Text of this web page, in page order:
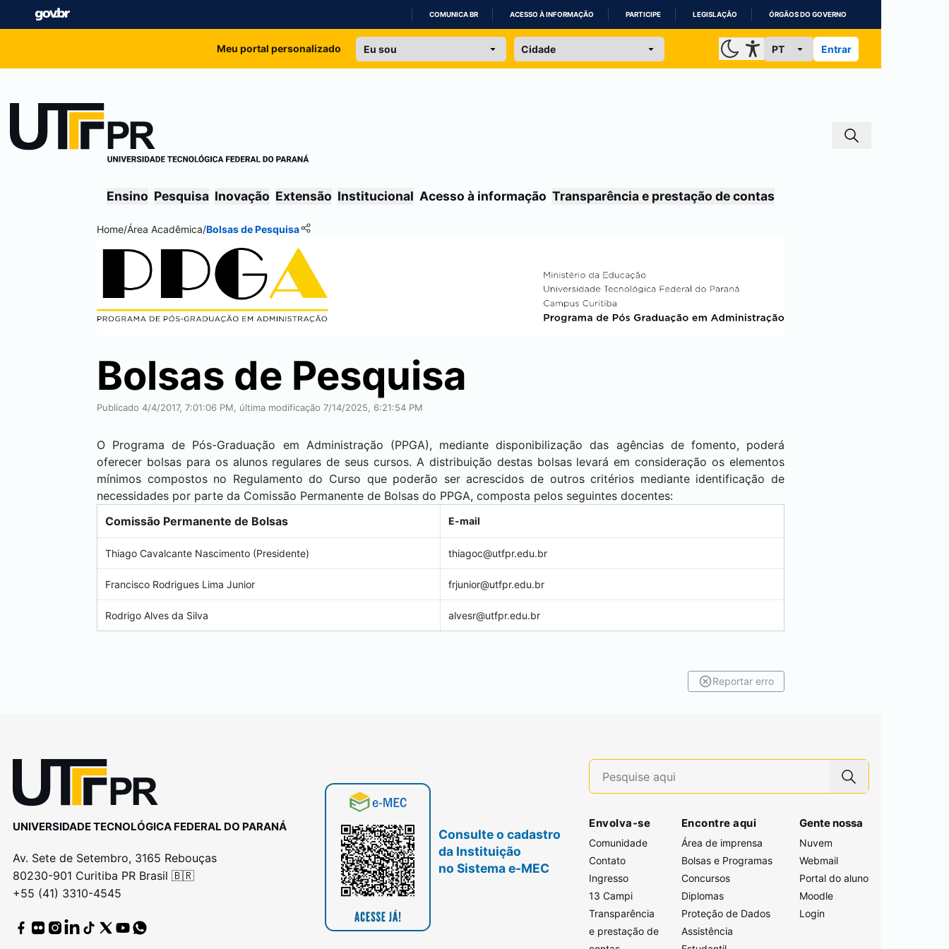
IR
COMUNICA BR ACESSO À INFORMAÇÃO PARTICIPE LEGISLAÇÃO ÓRGÃOS DO GOVERNO
Meu portal personalizado Entrar
Ensino Pesquisa Inovação Extensão Institucional Acesso à informação Transparência e prestação de contas
Home/Área Acadêmica/Bolsas de Pesquisa
Bolsas de Pesquisa
Publicado 4/4/2017, 7:01:06 PM, última modificação 7/14/2025, 6:21:54 PM
O Programa de Pós-Graduação em Administração (PPGA), mediante disponibilização das agências de fomento, poderá
oferecer bolsas para os alunos regulares de seus cursos. A distribuição destas bolsas levará em consideração os elementos
mínimos compostos no Regulamento do Curso que poderão ser acrescidos de outros critérios mediante identificação de
necessidades por parte da Comissão Permanente de Bolsas do PPGA, composta pelos seguintes docentes:
Comissão Permanente de Bolsas
E-mail
Thiago Cavalcante Nascimento (Presidente) thiagoc@utfpr.edu.br
Francisco Rodrigues Lima Junior frjunior@utfpr.edu.br
Rodrigo Alves da Silva alvesr@utfpr.edu.br
Reportar erro
UNIVERSIDADE TECNOLÓGICA FEDERAL DO PARANÁ
Av. Sete de Setembro, 3165 Rebouças
80230-901 Curitiba PR Brasil 🇧🇷
+55 (41) 3310-4545
Consulte o cadastro
da Instituição
no Sistema e-MEC
Envolva-se
Comunidade
Contato
Ingresso
13 Campi
Transparência
e prestação de
Encontre aqui
Área de imprensa
Bolsas e Programas
Concursos
Diplomas
Proteção de Dados
Assistência
Gente nossa
Nuvem
Webmail
Portal do aluno
Moodle
Login